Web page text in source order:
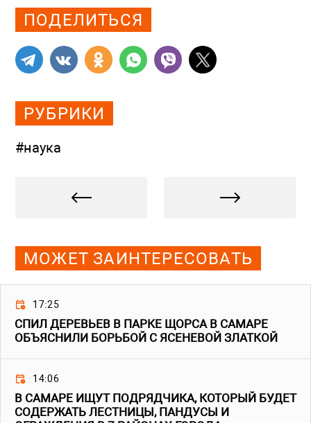
ПОДЕЛИТЬСЯ
РУБРИКИ
#наука
МОЖЕТ ЗАИНТЕРЕСОВАТЬ
17:25
СПИЛ ДЕРЕВЬЕВ В ПАРКЕ ЩОРСА В САМАРЕ
ОБЪЯСНИЛИ БОРЬБОЙ С ЯСЕНЕВОЙ ЗЛАТКОЙ
14:06
В САМАРЕ ИЩУТ ПОДРЯДЧИКА, КОТОРЫЙ БУДЕТ
СОДЕРЖАТЬ ЛЕСТНИЦЫ, ПАНДУСЫ И